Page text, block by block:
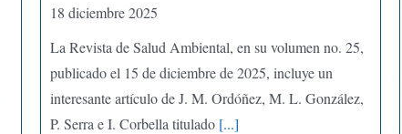
18 diciembre 2025
La Revista de Salud Ambiental, en su volumen no. 25,
publicado el 15 de diciembre de 2025, incluye un
interesante artículo de J. M. Ordóñez, M. L. González,
P. Serra e I. Corbella titulado [...]